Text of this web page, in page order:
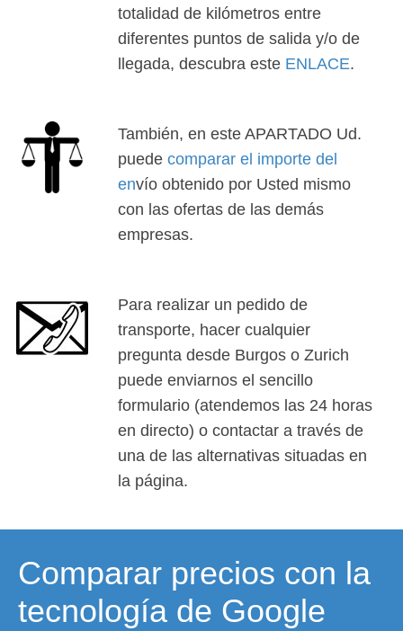
totalidad de kilómetros entre
diferentes puntos de salida y/o de
llegada, descubra este ENLACE.
También, en este APARTADO Ud.
puede comparar el importe del
envío obtenido por Usted mismo
con las ofertas de las demás
empresas.
Para realizar un pedido de
transporte, hacer cualquier
pregunta desde Burgos o Zurich
puede enviarnos el sencillo
formulario (atendemos las 24 horas
en directo) o contactar a través de
una de las alternativas situadas en
la página.
Comparar precios con la
tecnología de Google